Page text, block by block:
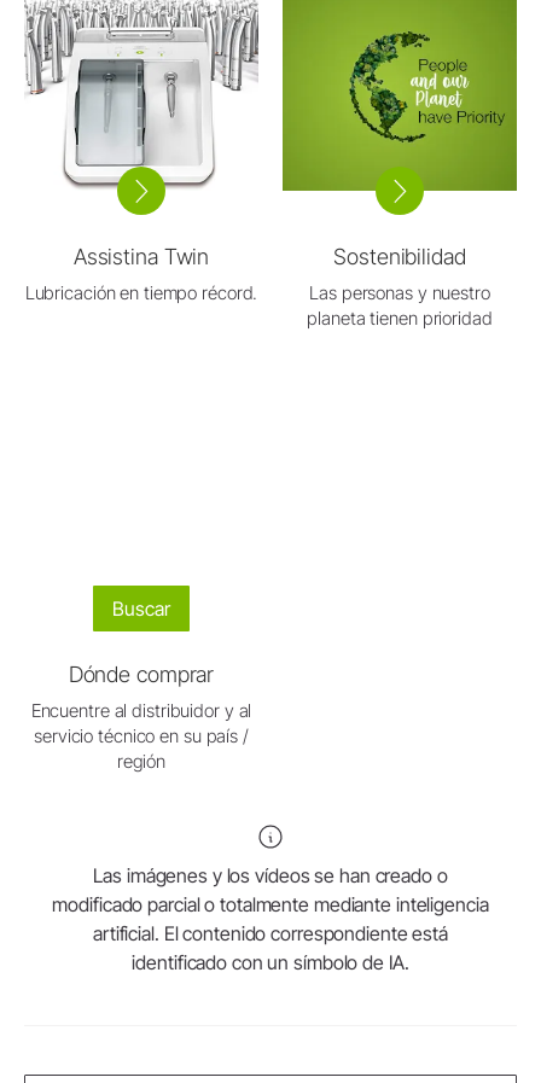
Assistina Twin
Lubricación en tiempo récord.
Sostenibilidad
Las personas y nuestro
planeta tienen prioridad
Buscar
Dónde comprar
Encuentre al distribuidor y al
servicio técnico en su país /
región
Las imágenes y los vídeos se han creado o
modificado parcial o totalmente mediante inteligencia
artificial. El contenido correspondiente está
identificado con un símbolo de IA.